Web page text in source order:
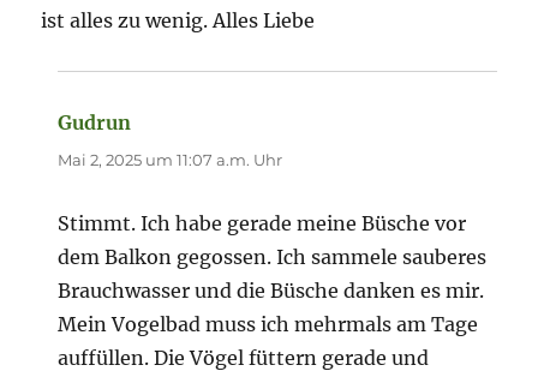
ist alles zu wenig. Alles Liebe
Gudrun
Mai 2, 2025 um 11:07 a.m. Uhr
Stimmt. Ich habe gerade meine Büsche vor
dem Balkon gegossen. Ich sammele sauberes
Brauchwasser und die Büsche danken es mir.
Mein Vogelbad muss ich mehrmals am Tage
auffüllen. Die Vögel füttern gerade und